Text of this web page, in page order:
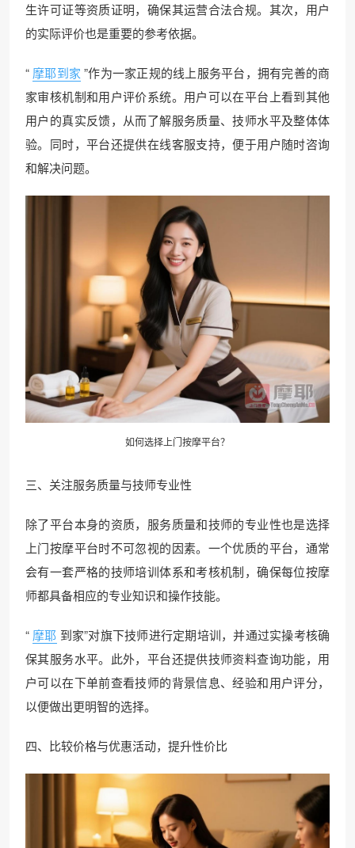
生许可证等资质证明，确保其运营合法合规。其次，用户
的实际评价也是重要的参考依据。
“ 摩耶到家 ”作为一家正规的线上服务平台，拥有完善的商
家审核机制和用户评价系统。用户可以在平台上看到其他
用户的真实反馈，从而了解服务质量、技师水平及整体体
验。同时，平台还提供在线客服支持，便于用户随时咨询
和解决问题。
如何选择上门按摩平台？
三、关注服务质量与技师专业性
除了平台本身的资质，服务质量和技师的专业性也是选择
上门按摩平台时不可忽视的因素。一个优质的平台，通常
会有一套严格的技师培训体系和考核机制，确保每位按摩
师都具备相应的专业知识和操作技能。
“ 摩耶 到家”对旗下技师进行定期培训，并通过实操考核确
保其服务水平。此外，平台还提供技师资料查询功能，用
户可以在下单前查看技师的背景信息、经验和用户评分，
以便做出更明智的选择。
四、比较价格与优惠活动，提升性价比